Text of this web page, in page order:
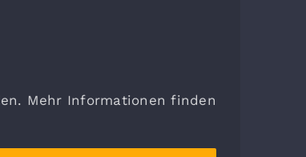
Mehr Informationen finden